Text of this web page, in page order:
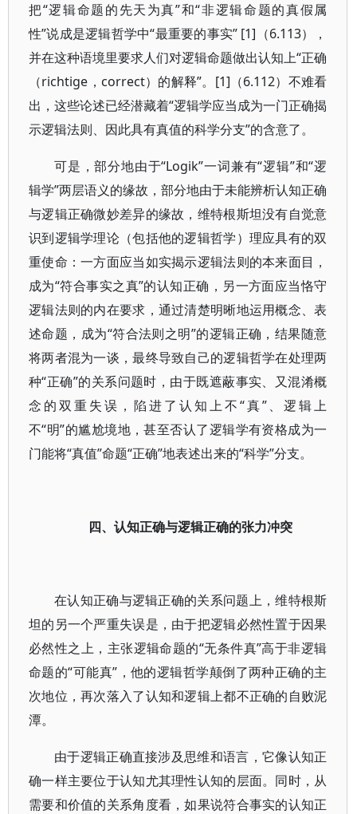
把“逻辑命题的先天为真”和“非逻辑命题的真假属
性”说成是逻辑哲学中“最重要的事实” [1]（6.113），
并在这种语境里要求人们对逻辑命题做出认知上“正确
（richtige，correct）的解释”。[1]（6.112）不难看
出，这些论述已经潜藏着“逻辑学应当成为一门正确揭
示逻辑法则、因此具有真值的科学分支”的含意了。
可是，部分地由于“Logik”一词兼有“逻辑”和“逻
辑学”两层语义的缘故，部分地由于未能辨析认知正确
与逻辑正确微妙差异的缘故，维特根斯坦没有自觉意
识到逻辑学理论（包括他的逻辑哲学）理应具有的双
重使命：一方面应当如实揭示逻辑法则的本来面目，
成为“符合事实之真”的认知正确，另一方面应当恪守
逻辑法则的内在要求，通过清楚明晰地运用概念、表
述命题，成为“符合法则之明”的逻辑正确，结果随意
将两者混为一谈，最终导致自己的逻辑哲学在处理两
种“正确”的关系问题时，由于既遮蔽事实、又混淆概
念的双重失误，陷进了认知上不“真”、逻辑上
不“明”的尴尬境地，甚至否认了逻辑学有资格成为一
门能将“真值”命题“正确”地表述出来的“科学”分支。
四、认知正确与逻辑正确的张力冲突
在认知正确与逻辑正确的关系问题上，维特根斯
坦的另一个严重失误是，由于把逻辑必然性置于因果
必然性之上，主张逻辑命题的“无条件真”高于非逻辑
命题的“可能真”，他的逻辑哲学颠倒了两种正确的主
次地位，再次落入了认知和逻辑上都不正确的自败泥
潭。
由于逻辑正确直接涉及思维和语言，它像认知正
确一样主要位于认知尤其理性认知的层面。同时，从
需要和价值的关系角度看，如果说符合事实的认知正